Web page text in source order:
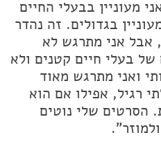
מעוניין בבעלי החיים
בגדולים. זה נהדר
אבל אני מתרגש לא
בעלי חיים קטנים ולא
ואני מתרגש מאוד
רגיל, אפילו אם הוא
הסרטים שלי נוטים